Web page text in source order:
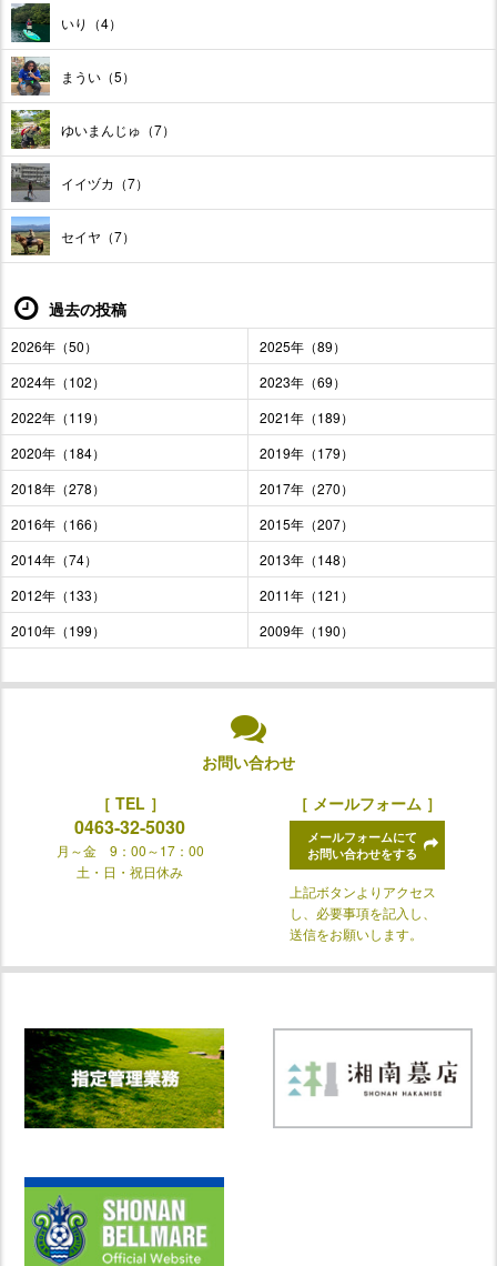
いり（4）
まうい（5）
ゆいまんじゅ（7）
イイヅカ（7）
セイヤ（7）
過去の投稿
2026年（50）
2025年（89）
2024年（102）
2023年（69）
2022年（119）
2021年（189）
2020年（184）
2019年（179）
2018年（278）
2017年（270）
2016年（166）
2015年（207）
2014年（74）
2013年（148）
2012年（133）
2011年（121）
2010年（199）
2009年（190）
お問い合わせ
［ TEL ］
0463-32-5030
月～金 9：00～17：00
土・日・祝日休み
［ メールフォーム ］
メールフォームにて
お問い合わせをする
上記ボタンよりアクセス
し、必要事項を記入し、
送信をお願いします。